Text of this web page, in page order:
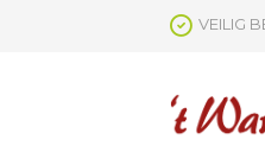
VEILIG